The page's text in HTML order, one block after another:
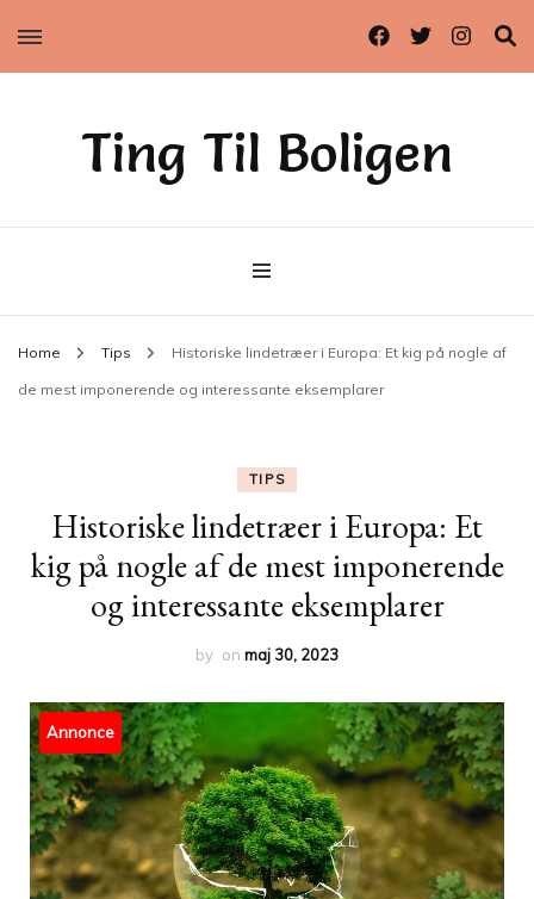
Ting Til Boligen
Home Tips Historiske lindetræer i Europa: Et kig på nogle af
de mest imponerende og interessante eksemplarer
TIPS
Historiske lindetræer i Europa: Et
kig på nogle af de mest imponerende
og interessante eksemplarer
by on maj 30, 2023
Annonce